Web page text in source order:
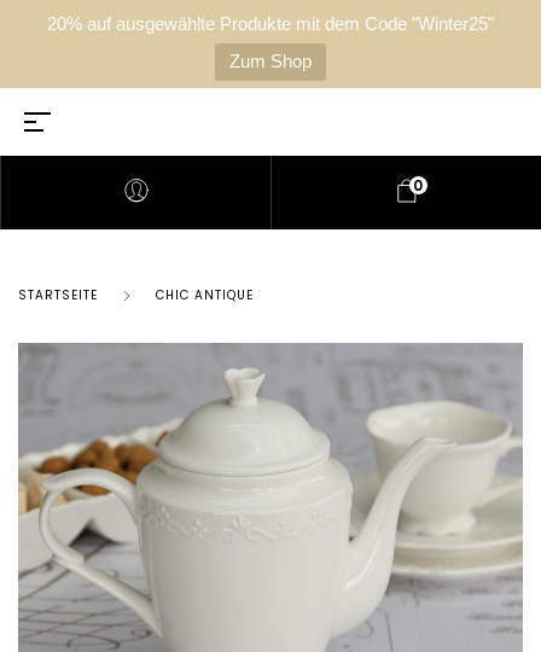
20% auf ausgewählte Produkte mit dem Code "Winter25"
Zum Shop
0
STARTSEITE CHIC ANTIQUE